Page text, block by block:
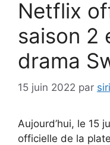
Netflix
saison 2
drama
15 juin 2022 par
Aujourd’hui, le 15
officielle de la